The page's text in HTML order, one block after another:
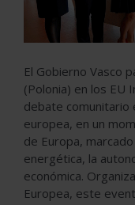
El Gobierno Vasco
(Polonia) en los EU
debate comunitario
europea, en un
de Europa,
energética, la
económica.
Europea, este